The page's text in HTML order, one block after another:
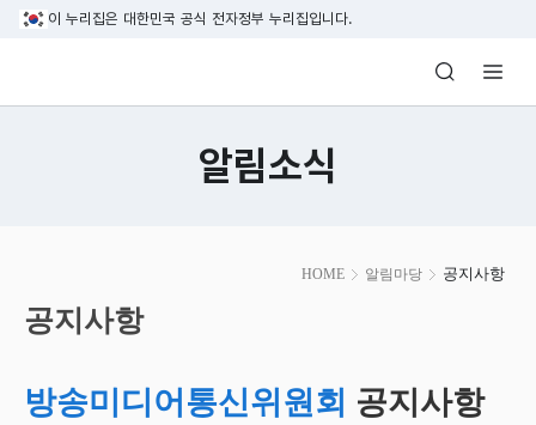
본문 바로가기
이 누리집은 대한민국 공식 전자정부 누리집입니다.
방송미디어통신위원회 Korea Media
알림소식
HOME 알림마당 공지사항
시
작
공지사항
방송미디어통신위원회 공지사항